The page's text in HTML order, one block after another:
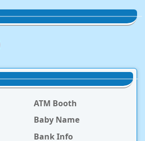
ATM Booth
Baby Name
Bank Info